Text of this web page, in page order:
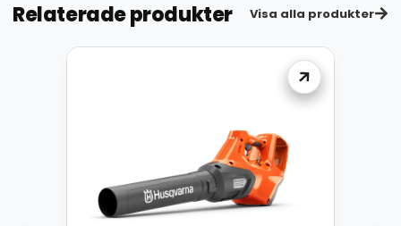
Relaterade produkter Visa alla produkter